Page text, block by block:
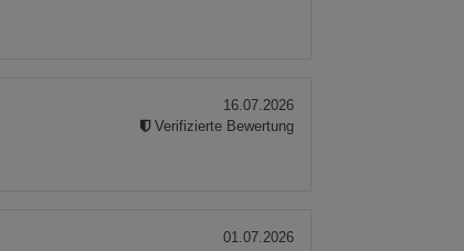
16.07.2026
Verifizierte Bewertung
01.07.2026